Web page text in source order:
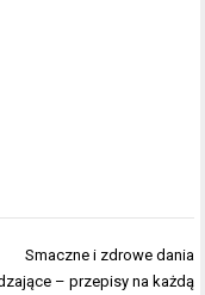
Smaczne i zdrowe dania
– przepisy na każdą